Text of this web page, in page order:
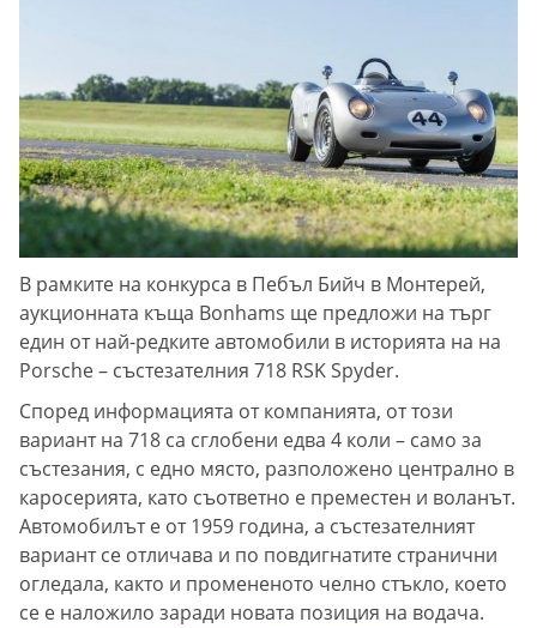
В рамките на конкурса в Пебъл Бийч в Монтерей,
аукционната къща Bonhams ще предложи на търг
един от най-редките автомобили в историята на на
Porsche – състезателния 718 RSK Spyder.
Според информацията от компанията, от този
вариант на 718 са сглобени едва 4 коли – само за
състезания, с едно място, разположено централно в
каросерията, като съответно е преместен и воланът.
Автомобилът е от 1959 година, а състезателният
вариант се отличава и по повдигнатите странични
огледала, както и промененото челно стъкло, което
се е наложило заради новата позиция на водача.